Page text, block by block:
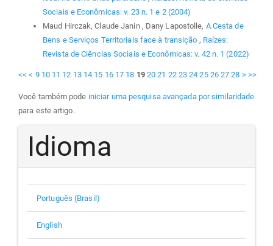
Sociais e Econômicas: v. 23 n. 1 e 2 (2004)
Maud Hirczak, Claude Janin , Dany Lapostolle, A Cesta de
Bens e Serviços Territoriais face à transição , Raízes:
Revista de Ciências Sociais e Econômicas: v. 42 n. 1 (2022)
<< < 9 10 11 12 13 14 15 16 17 18 19 20 21 22 23 24 25 26 27 28 > >>
Você também pode iniciar uma pesquisa avançada por similaridade
para este artigo.
Idioma
Português (Brasil)
English